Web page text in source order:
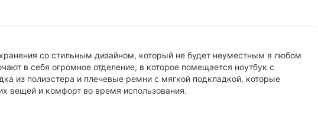
со стильным дизайном, который не будет неуместным в любом
в себя огромное отделение, в которое помещается ноутбук с
из полиэстера и плечевые ремни с мягкой подкладкой, которые
вещей и комфорт во время использования.